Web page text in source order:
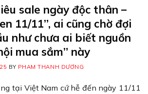
sale ngày độc thân –
11/11”, ai cũng chờ đợi
như chưa ai biết nguồn
mua sắm” này
BY PHAM THANH DƯƠNG
tại Việt Nam cứ hễ đến ngày 11/11